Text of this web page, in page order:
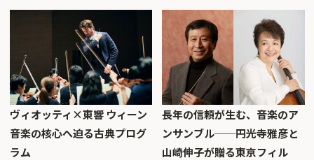
ヴィオッティ×東響 ウィーン
音楽の核心へ迫る古典プログ
ラム
長年の信頼が生む、音楽のア
ンサンブル──円光寺雅彦と
山崎伸子が贈る東京フィル